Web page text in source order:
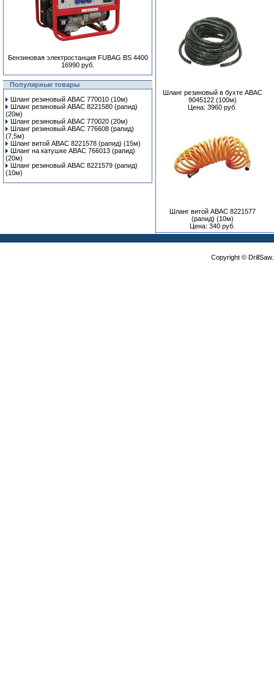
Бензиновая электростанция FUBAG BS 4400
16990 руб.
Популярные товары
Шланг резиновый ABAC 770010 (10м)
Шланг резиновый ABAC 8221580 (рапид)
(20м)
Шланг резиновый ABAC 770020 (20м)
Шланг резиновый ABAC 776608 (рапид)
(7,5м)
Шланг витой ABAC 8221578 (рапид) (15м)
Шланг на катушке ABAC 766013 (рапид)
(20м)
Шланг резиновый ABAC 8221579 (рапид)
(10м)
Шланг резиновый в бухте ABAC
9045122 (100м)
Цена: 3960 руб.
Шланг витой ABAC 8221577
(рапид) (10м)
Цена: 340 руб.
Copyright ©